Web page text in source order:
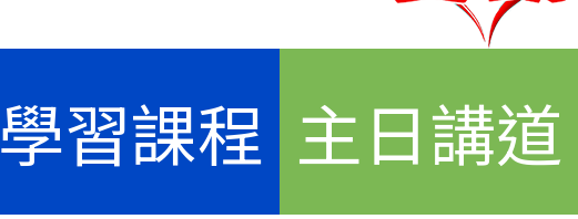
學習課程 主日講道